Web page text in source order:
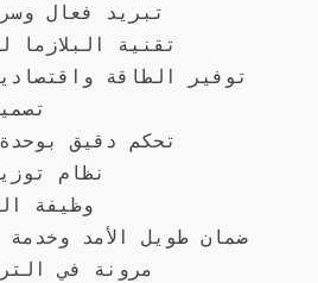
تبريد فعال
تقنية البلازما
توفير الطاقة
تحكم دقيق
نظام
وظيفة
ضمان طويل الأمد
مرونة في